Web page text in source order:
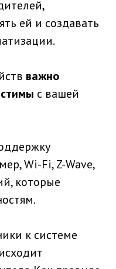
ей и создавать
важно
с вашей
Wi-Fi, Z-Wave,
которые
к системе